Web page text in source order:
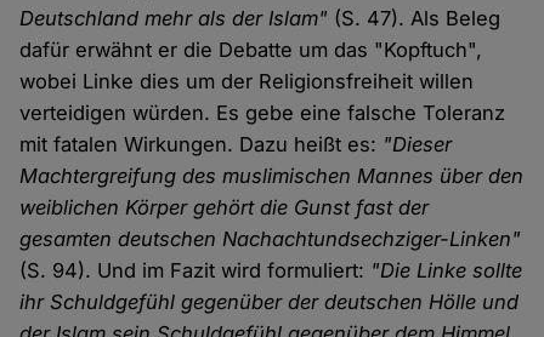
Deutschland mehr als der Islam" (S. 47). Als Beleg
dafür erwähnt er die Debatte um das "Kopftuch",
wobei Linke dies um der Religionsfreiheit willen
verteidigen würden. Es gebe eine falsche Toleranz
mit fatalen Wirkungen. Dazu heißt es: "Dieser
Machtergreifung des muslimischen Mannes über den
weiblichen Körper gehört die Gunst fast der
gesamten deutschen Nachachtundsechziger-Linken"
(S. 94). Und im Fazit wird formuliert: "Die Linke sollte
ihr Schuldgefühl gegenüber der deutschen Hölle und